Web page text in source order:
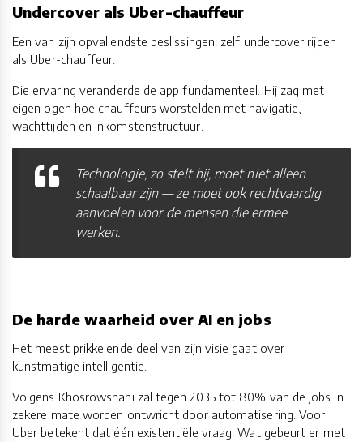
Undercover als Uber-chauffeur
Een van zijn opvallendste beslissingen: zelf undercover rijden
als Uber-chauffeur.
Die ervaring veranderde de app fundamenteel. Hij zag met
eigen ogen hoe chauffeurs worstelden met navigatie,
wachttijden en inkomstenstructuur.
Technologie, zo stelt hij, moet niet alleen
schaalbaar zijn — ze moet ook rechtvaardig
aanvoelen voor de mensen die ermee
werken.
De harde waarheid over AI en jobs
Het meest prikkelende deel van zijn visie gaat over
kunstmatige intelligentie.
Volgens Khosrowshahi zal tegen 2035 tot 80% van de jobs in
zekere mate worden ontwricht door automatisering. Voor
Uber betekent dat één existentiële vraag: Wat gebeurt er met